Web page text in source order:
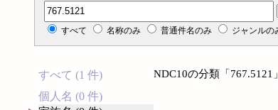
分類記号検索
すべて 名称のみ 普通件名のみ ジャンルの
すべて (1 件)
個人名 (0 件)
NDC10の分類「767.5121